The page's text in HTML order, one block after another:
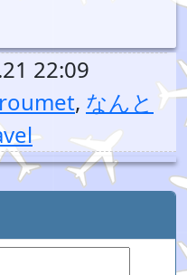
22:09
, なんと